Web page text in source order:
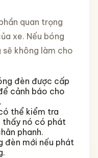
quan trọng
xe. Nếu bóng
không làm cho
đèn được cấp
cảnh báo cho
thể kiểm tra
thấy nó có phát
phanh.
đèn mới nếu phát